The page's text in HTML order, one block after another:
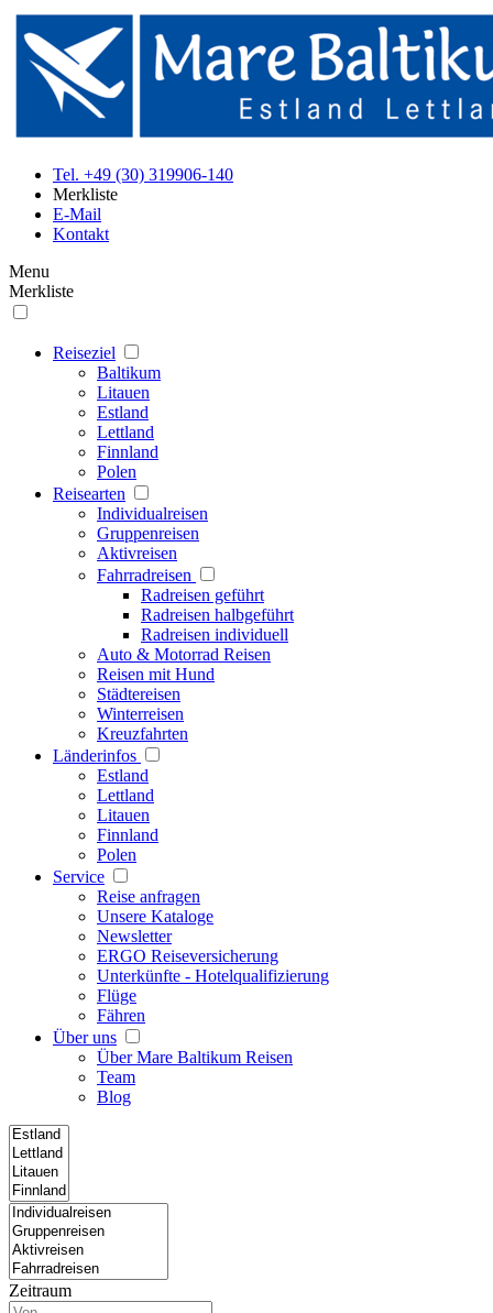
Tel. +49 (30) 319906-140
Merkliste
E-Mail
Kontakt
Menu
Merkliste
Reiseziel
Baltikum
Litauen
Estland
Lettland
Finnland
Polen
Reisearten
Individualreisen
Gruppenreisen
Aktivreisen
Fahrradreisen
Radreisen geführt
Radreisen halbgeführt
Radreisen individuell
Auto & Motorrad Reisen
Reisen mit Hund
Städtereisen
Winterreisen
Kreuzfahrten
Länderinfos
Estland
Lettland
Litauen
Finnland
Polen
Service
Reise anfragen
Unsere Kataloge
Newsletter
ERGO Reiseversicherung
Unterkünfte - Hotelqualifizierung
Flüge
Fähren
Über uns
Über Mare Baltikum Reisen
Team
Blog
Zeitraum